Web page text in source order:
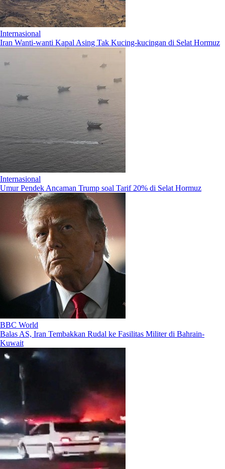
Internasional
Iran Wanti-wanti Kapal Asing Tak Kucing-kucingan di Selat Hormuz
Internasional
Umur Pendek Ancaman Trump soal Tarif 20% di Selat Hormuz
BBC World
Balas AS, Iran Tembakkan Rudal ke Fasilitas Militer di Bahrain-
Kuwait